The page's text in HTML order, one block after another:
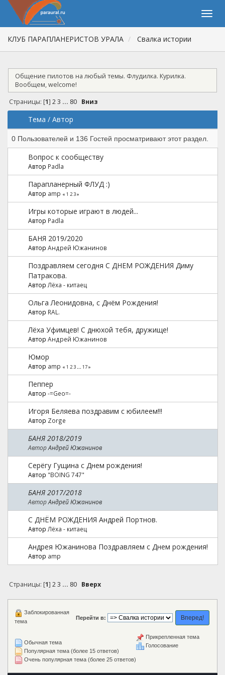
КЛУБ ПАРАПЛАНЕРИСТОВ УРАЛА Свалка истории
Общение пилотов на любый темы. Флудилка. Курилка.
Вообщем, welcome!
Страницы: [1] 2 3 ... 80 Вниз
Тема / Автор
0 Пользователей и 136 Гостей просматривают этот раздел.
Вопрос к сообществу
Автор Padla
Парапланерный ФЛУД :)
Автор amp « 1 23»
Игры которые играют в людей...
Автор Padla
БАНЯ 2019/2020
Автор Андрей Южанинов
Поздравляем сегодня С ДНЕМ РОЖДЕНИЯ Диму
Патракова.
Автор Лёха - китаец
Ольга Леонидовна, с Днём Рождения!
Автор RAL.
Лёха Уфимцев! С днюхой тебя, дружище!
Автор Андрей Южанинов
Юмор
Автор amp « 1 23... 17»
Пеппер
Автор -=Geo=-
Игоря Беляева поздравим с юбилеем!!!
Автор Zorge
БАНЯ 2018/2019
АвторАндрей Южанинов
Серёгу Гущина с Днем рождения!
Автор "BOING 747"
БАНЯ 2017/2018
АвторАндрей Южанинов
С ДНЁМ РОЖДЕНИЯ Андрей Портнов.
Автор Лёха - китаец
Андрея Южанинова Поздравляем с Днем рождения!
Автор amp
Страницы: [1] 2 3 ... 80 Вверх
Перейти в:
Обычная тема
Популярная тема (более 15 ответов)
Очень популярная тема (более 25 ответов)
Заблокированная
тема
Прикрепленная тема
Голосование